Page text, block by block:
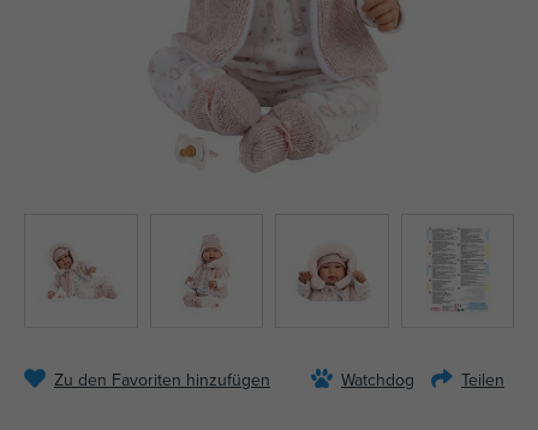
Zu den Favoriten hinzufügen Watchdog Teilen